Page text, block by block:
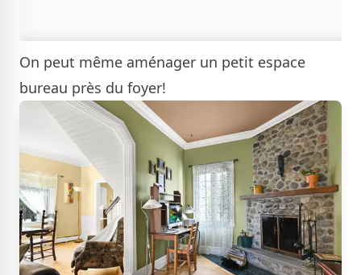
On peut même aménager un petit espace
bureau près du foyer!